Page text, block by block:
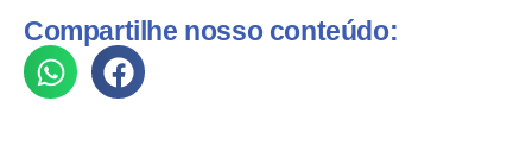
Compartilhe nosso conteúdo: